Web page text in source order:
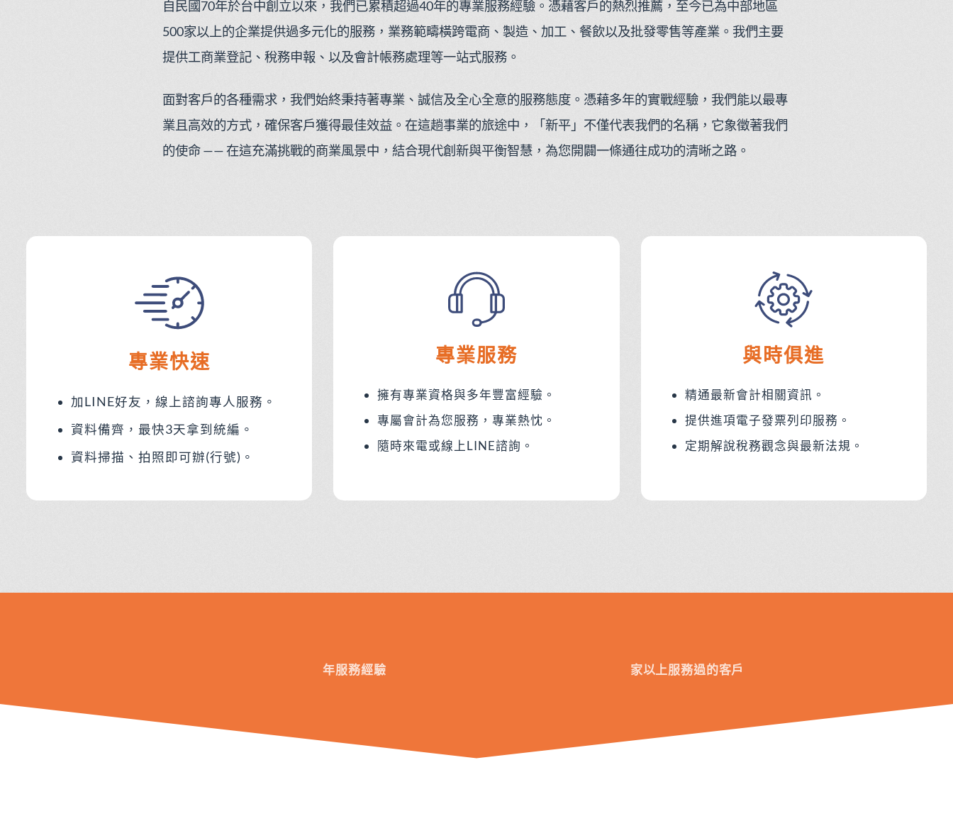
自民國70年於台中創立以來，我們已累積超過40年的專業服務經驗。憑藉客戶的熱烈推薦，至今已為中部地區
500家以上的企業提供過多元化的服務，業務範疇橫跨電商、製造、加工、餐飲以及批發零售等產業。我們主要
提供工商業登記、稅務申報、以及會計帳務處理等一站式服務。
面對客戶的各種需求，我們始終秉持著專業、誠信及全心全意的服務態度。憑藉多年的實戰經驗，我們能以最專
業且高效的方式，確保客戶獲得最佳效益。在這趟事業的旅途中，「新平」不僅代表我們的名稱，它象徵著我們
的使命 —— 在這充滿挑戰的商業風景中，結合現代創新與平衡智慧，為您開闢一條通往成功的清晰之路。
專業快速
加LINE好友，線上諮詢專人服務。
資料備齊，最快3天拿到統編。
資料掃描、拍照即可辦(行號)。
專業服務
擁有專業資格與多年豐富經驗。
專屬會計為您服務，專業熱忱。
隨時來電或線上LINE諮詢。
與時俱進
精通最新會計相關資訊。
提供進項電子發票列印服務。
定期解說稅務觀念與最新法規。
年服務經驗 家以上服務過的客戶